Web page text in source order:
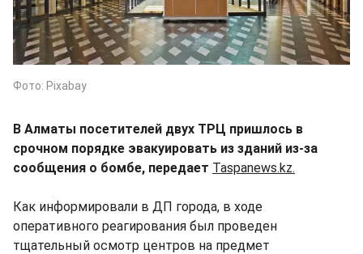
Фото: Pixabay
В Алматы посетителей двух ТРЦ пришлось в
срочном порядке эвакуировать из зданий из-за
сообщения о бомбе, передает Taspanews.kz.
Как информировали в ДП города, в ходе
оперативного реагирования был проведен
тщательный осмотр центров на предмет